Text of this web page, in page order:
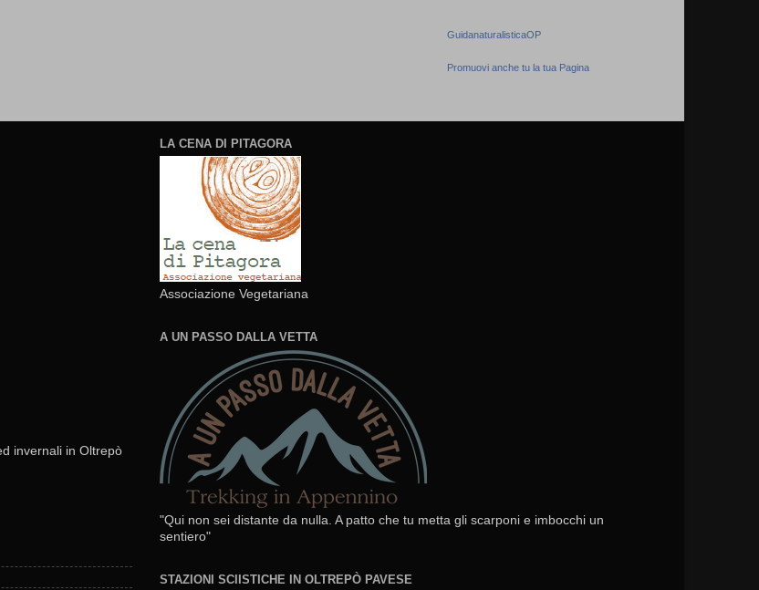
GuidanaturalisticaOP
Promuovi anche tu la tua Pagina
invernali in Oltrepò
LA CENA DI PITAGORA
Associazione Vegetariana
A UN PASSO DALLA VETTA
"Qui non sei distante da nulla. A patto che tu metta gli scarponi e imbocchi un
sentiero"
STAZIONI SCIISTICHE IN OLTREPÒ PAVESE